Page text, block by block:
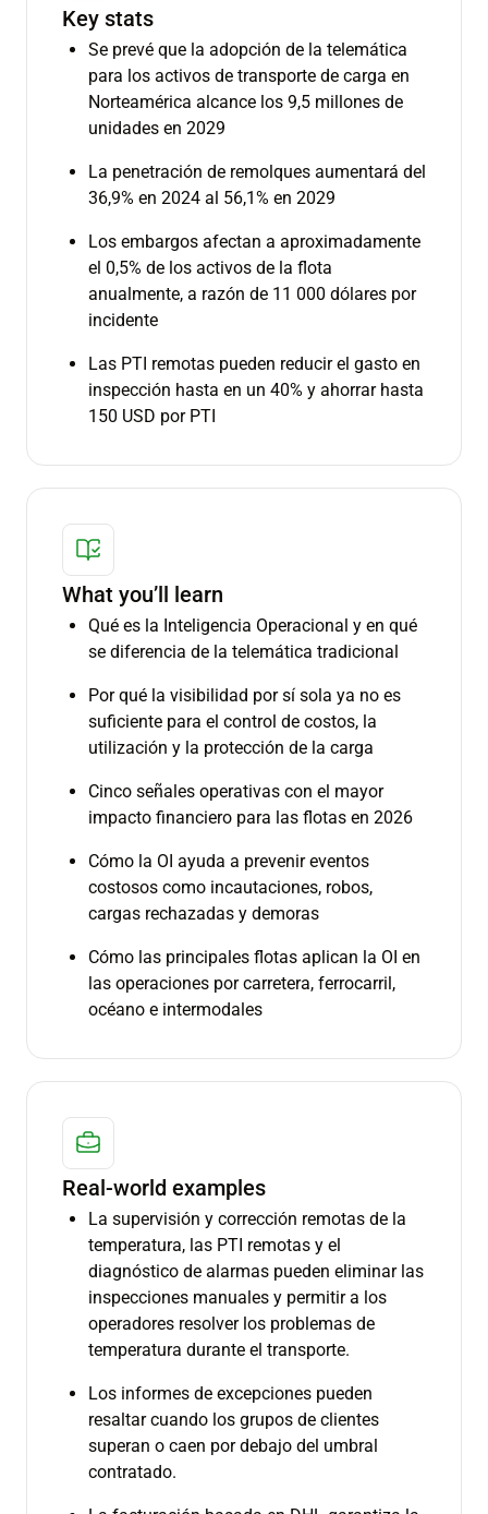
Key stats
Se prevé que la adopción de la telemática
para los activos de transporte de carga en
Norteamérica alcance los 9,5 millones de
unidades en 2029
La penetración de remolques aumentará del
36,9% en 2024 al 56,1% en 2029
Los embargos afectan a aproximadamente
el 0,5% de los activos de la flota
anualmente, a razón de 11 000 dólares por
incidente
Las PTI remotas pueden reducir el gasto en
inspección hasta en un 40% y ahorrar hasta
150 USD por PTI
What you’ll learn
Qué es la Inteligencia Operacional y en qué
se diferencia de la telemática tradicional
Por qué la visibilidad por sí sola ya no es
suficiente para el control de costos, la
utilización y la protección de la carga
Cinco señales operativas con el mayor
impacto financiero para las flotas en 2026
Cómo la OI ayuda a prevenir eventos
costosos como incautaciones, robos,
cargas rechazadas y demoras
Cómo las principales flotas aplican la OI en
las operaciones por carretera, ferrocarril,
océano e intermodales
Real-world examples
La supervisión y corrección remotas de la
temperatura, las PTI remotas y el
diagnóstico de alarmas pueden eliminar las
inspecciones manuales y permitir a los
operadores resolver los problemas de
temperatura durante el transporte.
Los informes de excepciones pueden
resaltar cuando los grupos de clientes
superan o caen por debajo del umbral
contratado.